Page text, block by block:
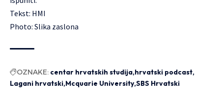
Tekst: HMI
Photo: Slika zaslona
OZNAKE: centar hrvatskih studija hrvatski podcast
Lagani hrvatski Mcquarie University SBS Hrvatski